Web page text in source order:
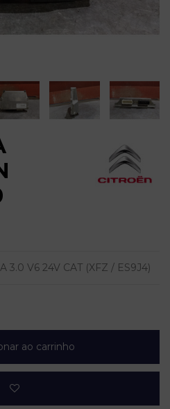
3.0 V6 24V CAT (XFZ / ES9J4)
ao carrinho